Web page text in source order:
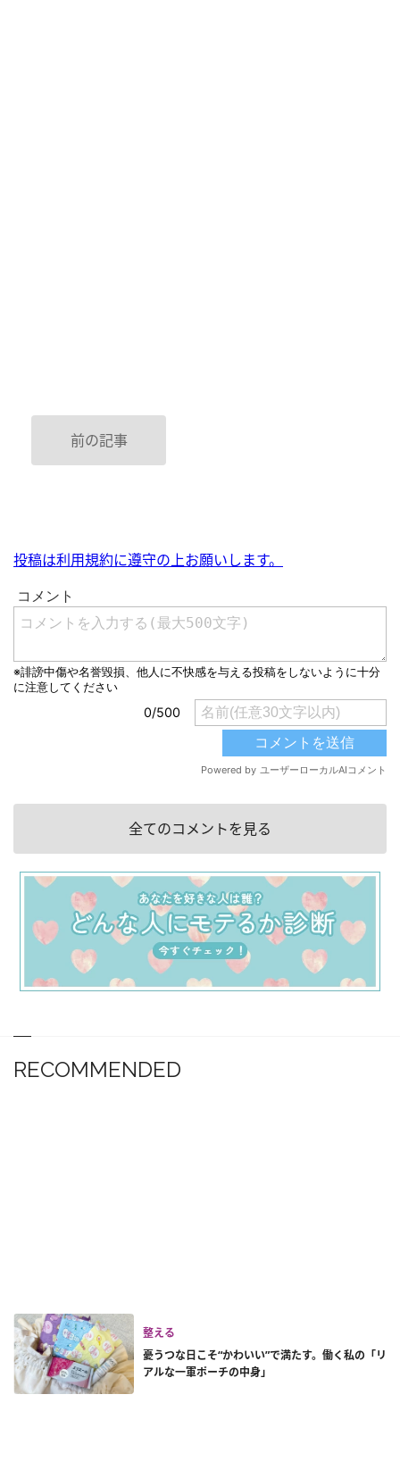
前の記事
投稿は利用規約に遵守の上お願いします。
全てのコメントを見る
RECOMMENDED
整える
憂うつな日こそ“かわいい”で満たす。働く私の「リ
アルな一軍ポーチの中身」